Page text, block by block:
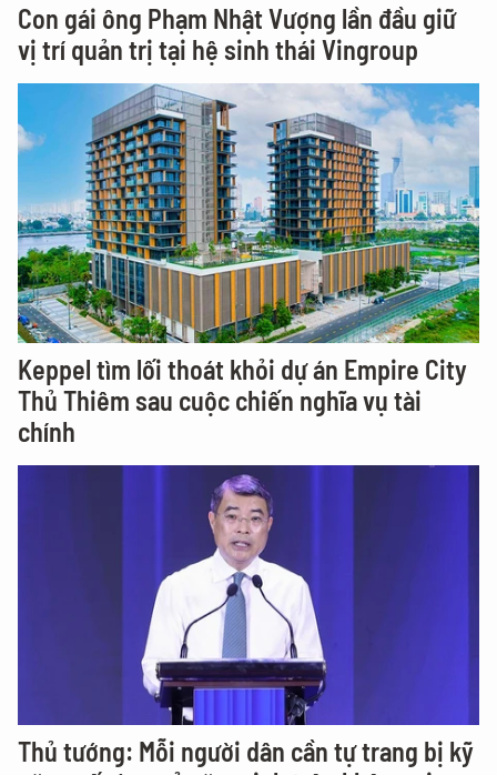
Con gái ông Phạm Nhật Vượng lần đầu giữ
vị trí quản trị tại hệ sinh thái Vingroup
Keppel tìm lối thoát khỏi dự án Empire City
Thủ Thiêm sau cuộc chiến nghĩa vụ tài
chính
Thủ tướng: Mỗi người dân cần tự trang bị kỹ